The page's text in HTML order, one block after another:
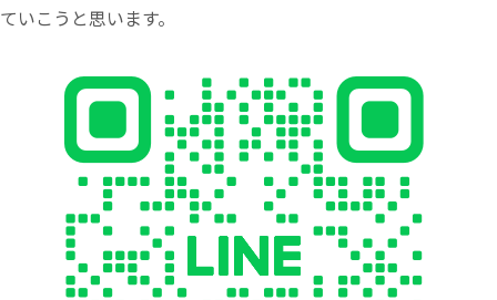
ていこうと思います。